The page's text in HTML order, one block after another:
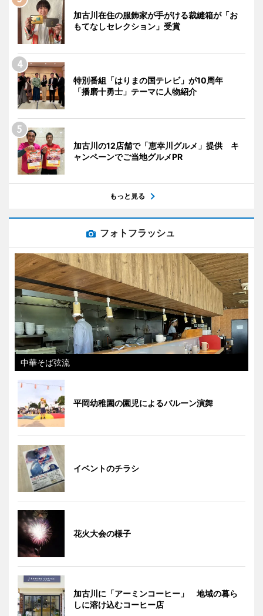
加古川在住の服飾家が手がける裁縫箱が「お
もてなしセレクション」受賞
特別番組「はりまの国テレビ」が10周年
「播磨十勇士」テーマに人物紹介
加古川の12店舗で「恵幸川グルメ」提供 キ
ャンペーンでご当地グルメPR
もっと見る
フォトフラッシュ
中華そば弦流
平岡幼稚園の園児によるバルーン演舞
イベントのチラシ
花火大会の様子
加古川に「アーミンコーヒー」 地域の暮ら
しに溶け込むコーヒー店